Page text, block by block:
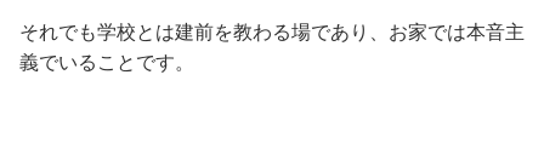
それでも学校とは建前を教わる場であり、お家では本音主
義でいることです。